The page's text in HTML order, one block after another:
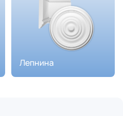
Лепнина